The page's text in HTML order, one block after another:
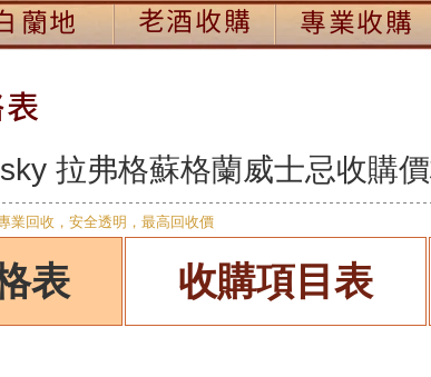
拉弗格蘇格蘭威士忌收購
表 收購項目表